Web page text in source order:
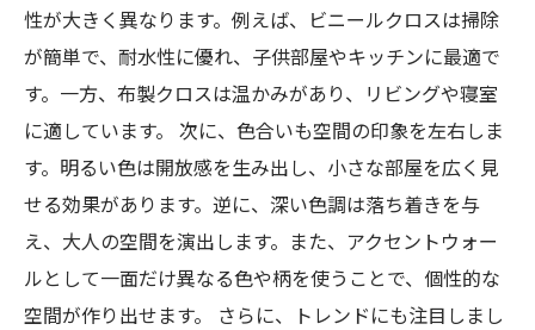
性が大きく異なります。例えば、ビニールクロスは掃除
が簡単で、耐水性に優れ、子供部屋やキッチンに最適で
す。一方、布製クロスは温かみがあり、リビングや寝室
に適しています。 次に、色合いも空間の印象を左右しま
す。明るい色は開放感を生み出し、小さな部屋を広く見
せる効果があります。逆に、深い色調は落ち着きを与
え、大人の空間を演出します。また、アクセントウォー
ルとして一面だけ異なる色や柄を使うことで、個性的な
空間が作り出せます。 さらに、トレンドにも注目しまし